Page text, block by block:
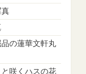
真
の蓮華文軒丸
咲くハスの花